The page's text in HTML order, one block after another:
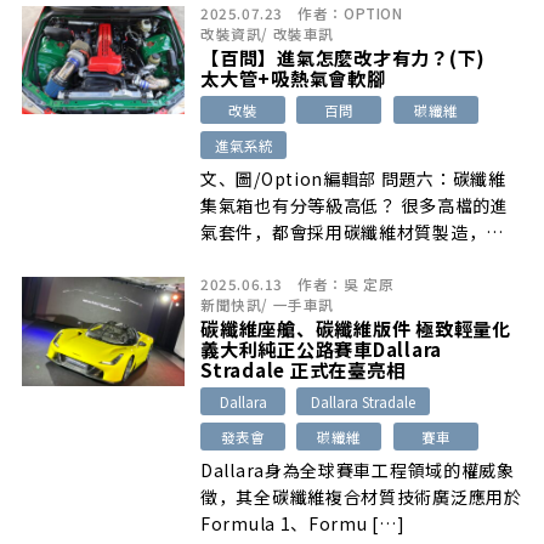
2025.07.23 作者： OPTION
改裝資訊/ 改裝車訊
【百問】進氣怎麼改才有力？(下)
太大管+吸熱氣會軟腳
改裝 百問
碳纖維
進氣系統
文、圖/Option編輯部 問題六：碳纖維
集氣箱也有分等級高低？ 很多高檔的進
氣套件，都會採用碳纖維材質製造，
2025.06.13 作者： 吳 定原
新聞快訊/ 一手車訊
碳纖維座艙、碳纖維版件 極致輕量化
義大利純正公路賽車Dallara
Stradale 正式在臺亮相
Dallara
Dallara Stradale
發表會
碳纖維 賽車
Dallara身為全球賽車工程領域的權威象
徵，其全碳纖維複合材質技術廣泛應用於
Formula 1、Formu […]